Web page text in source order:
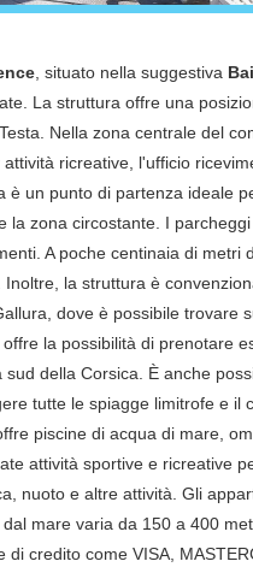
, situato nella suggestiva
La struttura offre una
Nella zona centrale del
ricreative, l'ufficio
è un punto di partenza ideale
la zona circostante. I
A poche centinaia di metri
Inoltre, la struttura è
dove è possibile trovare
la possibilità di prenotare
sud della Corsica. È anche
tutte le spiagge limitrofe e il
piscine di acqua di mare,
attività sportive e ricreative
nuoto e altre attività. Gli
mare varia da 150 a 400
di credito come VISA,